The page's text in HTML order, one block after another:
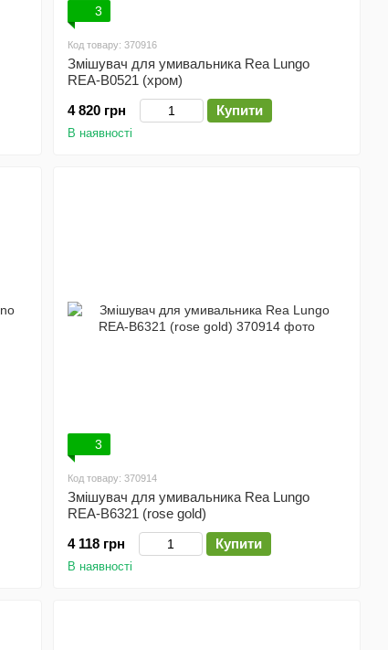
3
Код товару: 370916
Змішувач для умивальника Rea Lungo
REA-B0521 (хром)
4 820 грн
Купити
В наявності
3
Код товару: 370914
Змішувач для умивальника Rea Lungo
REA-B6321 (rose gold)
4 118 грн
Купити
В наявності